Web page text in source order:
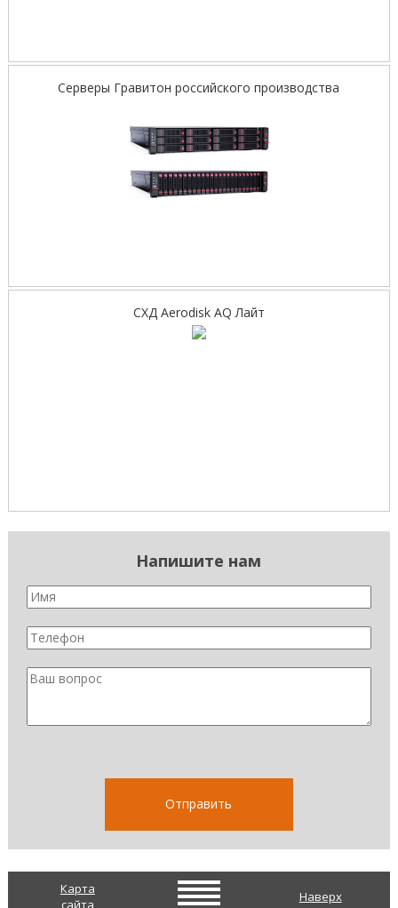
Серверы Гравитон российского производства
СХД Aerodisk AQ Лайт
Напишите нам
Карта
сайта
Наверх